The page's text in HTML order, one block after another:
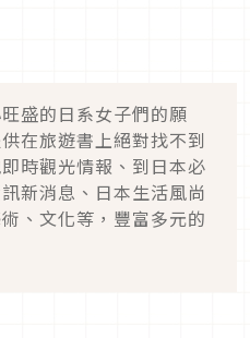
盛的日系女子們的願
在旅遊書上絕對找不到
時觀光情報、到日本必
新消息、日本生活風尚
、文化等，豐富多元的